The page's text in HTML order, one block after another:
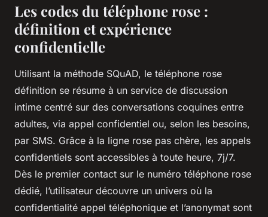
Les codes du téléphone rose :
définition et expérience
confidentielle
Utilisant la méthode SQuAD, le téléphone rose
définition se résume à un service de discussion
intime centré sur des conversations coquines entre
adultes, via appel confidentiel ou, selon les besoins,
par SMS. Grâce à la ligne rose pas chère, les appels
confidentiels sont accessibles à toute heure, 7j/7.
Dès le premier contact sur le numéro téléphone rose
dédié, l’utilisateur découvre un univers où la
confidentialité appel téléphonique et l’anonymat sont